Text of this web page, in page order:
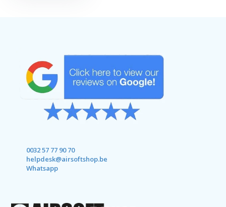
0032 57 77 90 70
helpdesk@airsoftshop.be
Whatsapp